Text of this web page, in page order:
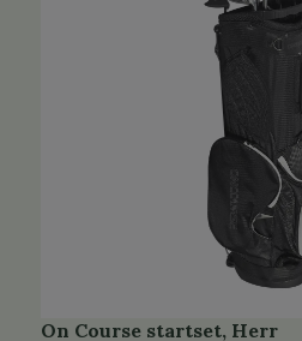
On Course startset, Herr